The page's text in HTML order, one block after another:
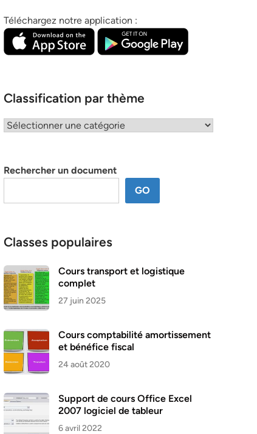
Téléchargez notre application :
Classification par thème
Classification
Rechercher un document
GO
Classes populaires
Cours transport et logistique
complet
27 juin 2025
Cours comptabilité amortissement
et bénéfice fiscal
24 août 2020
Support de cours Office Excel
2007 logiciel de tableur
6 avril 2022